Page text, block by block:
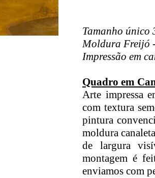
Tamanho único
Moldura Freijó
Impressão em
Quadro em
Arte impressa
com textura
pintura
moldura
de largura
montagem é
enviamos com